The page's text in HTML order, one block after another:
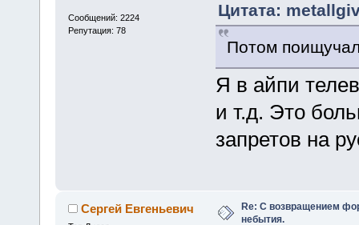
Сообщений: 2224
Репутация: 78
Цитата:
Потом
Я в айпи
и т.д. Это
запретов на
Сергей Евгеньевич
Re: С возвращением
небытия.